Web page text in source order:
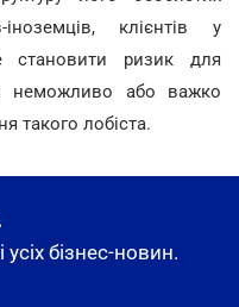
іноземців, клієнтів у
становити ризик для
неможливо або важко
такого лобіста.
бізнес-новин.